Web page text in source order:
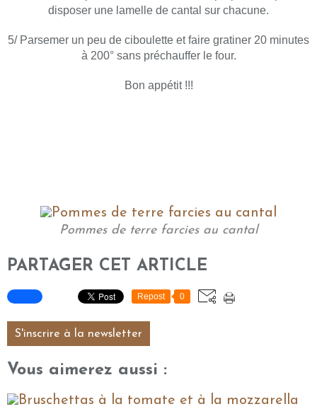
disposer une lamelle de cantal sur chacune.
5/ Parsemer un peu de ciboulette et faire gratiner 20 minutes
à 200° sans préchauffer le four.
Bon appétit !!!
Pommes de terre farcies au cantal
PARTAGER CET ARTICLE
Repost 0
S'inscrire à la newsletter
Vous aimerez aussi :